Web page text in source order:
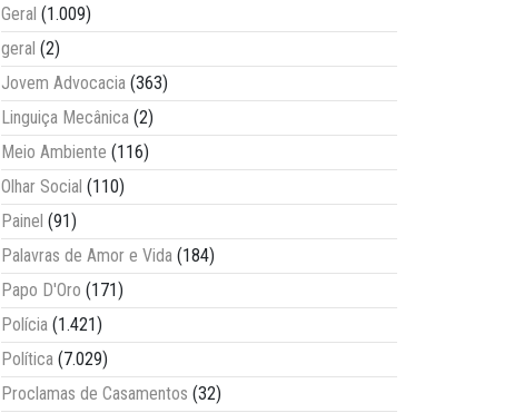
Geral (1.009)
geral (2)
Jovem Advocacia (363)
Linguiça Mecânica (2)
Meio Ambiente (116)
Olhar Social (110)
Painel (91)
Palavras de Amor e Vida (184)
Papo D'Oro (171)
Polícia (1.421)
Política (7.029)
Proclamas de Casamentos (32)